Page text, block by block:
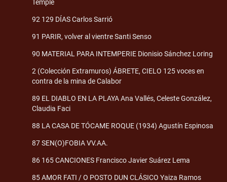
Temple
92 129 DÍAS Carlos Sarrió
91 PARIR, volver al vientre Santi Senso
90 MATERIAL PARA INTEMPERIE Dionisio Sánchez Loring
2 (Colección Extramuros) ÁBRETE, CIELO 125 voces en
contra de la mina de Calabor
89 EL DIABLO EN LA PLAYA Ana Vallés, Celeste González,
Claudia Faci
88 LA CASA DE TÓCAME ROQUE (1934) Agustín Espinosa
87 SEN(O)FOBIA VV.AA.
86 165 CANCIONES Francisco Javier Suárez Lema
85 AMOR FATI / O POSTO DUN CLÁSICO Yaiza Ramos